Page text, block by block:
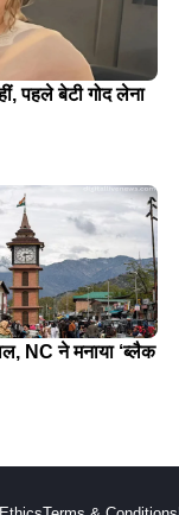
पहले बेटी गोद लेना
NC ने मनाया ‘ब्लैक